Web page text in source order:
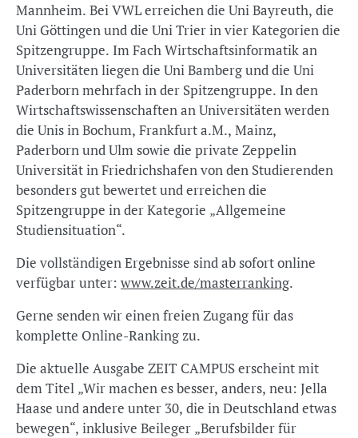
Mannheim. Bei VWL erreichen die Uni Bayreuth, die
Uni Göttingen und die Uni Trier in vier Kategorien die
Spitzengruppe. Im Fach Wirtschaftsinformatik an
Universitäten liegen die Uni Bamberg und die Uni
Paderborn mehrfach in der Spitzengruppe. In den
Wirtschaftswissenschaften an Universitäten werden
die Unis in Bochum, Frankfurt a.M., Mainz,
Paderborn und Ulm sowie die private Zeppelin
Universität in Friedrichshafen von den Studierenden
besonders gut bewertet und erreichen die
Spitzengruppe in der Kategorie „Allgemeine
Studiensituation“.
Die vollständigen Ergebnisse sind ab sofort online
verfügbar unter: www.zeit.de/masterranking.
Gerne senden wir einen freien Zugang für das
komplette Online-Ranking zu.
Die aktuelle Ausgabe ZEIT CAMPUS erscheint mit
dem Titel „Wir machen es besser, anders, neu: Jella
Haase und andere unter 30, die in Deutschland etwas
bewegen“, inklusive Beileger „Berufsbilder für